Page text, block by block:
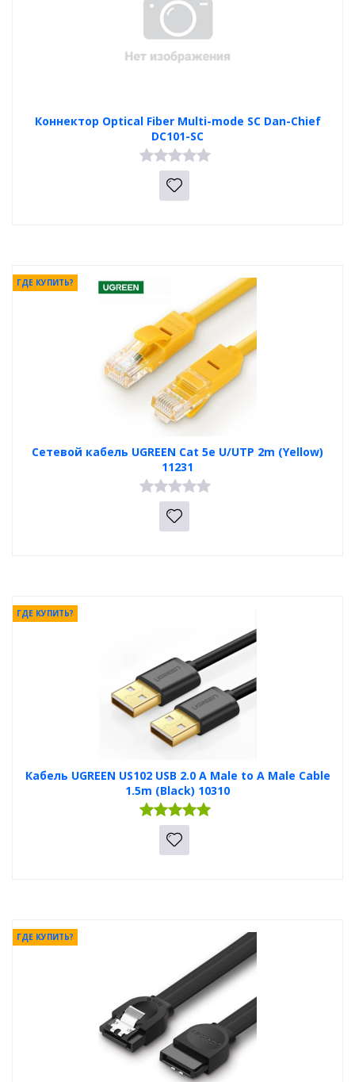
Коннектор Optical Fiber Multi-mode SC Dan-Chief
DC101-SC
Сетевой кабель UGREEN Cat 5e U/UTP 2m (Yellow)
11231
ГДЕ КУПИТЬ?
Кабель UGREEN US102 USB 2.0 A Male to A Male Cable
1.5m (Black) 10310
ГДЕ КУПИТЬ?
ГДЕ КУПИТЬ?